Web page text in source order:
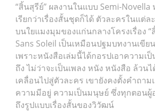
“สิ้นสุรีย์” ผลงานในแบบ Semi-Novella
เรียกว่าเรื่องสั้นชุดก็ได้ ตัวละครในแต่ล
บนใยแมงมุมของแก่นกลางโครงเรื่อง “
Sans Soleil เป็นเหมือนปฐมบทงานเขี
เพราะหนังสือเล่มนี้ได้กอรปเอาความเ
ถึง ไม่ว่าจะเป็นเพลง หนัง หนังสือ ล้วน
เคลื่อนไปสู่ตัวละคร เขายังคงตั้งคำถาม
ความมีอยู่ ความเป็นมนุษย์ ซึ่งทุกตอนผู้
ถึงรูปแบบเรื่องสั้นของวิวัฒน์